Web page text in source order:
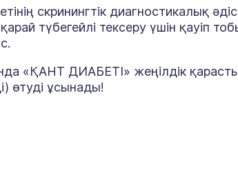
скринингтік диагностикалық
түбегейлі тексеру үшін қауіп
«ҚАНТ ДИАБЕТІ» жеңілдік
өтуді ұсынады!